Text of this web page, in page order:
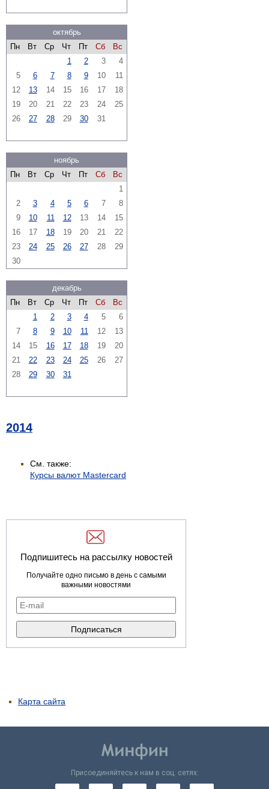
октябрь
Пн
Вт Ср Чт Пт Сб
Вс
1
2 3
4
5
6 7 8 9 10
11
12
13 14 15 16 17
18
19
20 21 22 23 24
25
26
27 28 29 30 31
ноябрь
Пн
Вт Ср Чт Пт Сб
Вс
1
2
3 4 5 6 7
8
9
10 11 12 13 14
15
16
17 18 19 20 21
22
23
24 25 26 27 28
29
30
декабрь
Пн
Вт Ср Чт Пт Сб
Вс
1
2 3 4 5
6
7
8 9 10 11 12
13
14
15 16 17 18 19
20
21
22 23 24 25 26
27
28
29 30 31
2014
См. также:
Курсы валют Mastercard
Подпишитесь на рассылку новостей
Получайте одно письмо в день с самыми
важными новостями
Карта сайта
Присоединяйтесь к нам в соц. сетях: